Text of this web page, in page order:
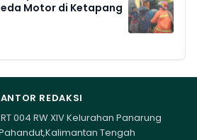
Motor di Ketapang
REDAKSI
004 RW XIV Kelurahan Panarung
Tengah